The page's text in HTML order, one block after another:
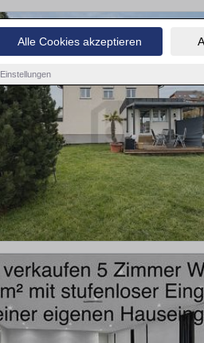
Alle Cookies akzeptieren
Einstellungen